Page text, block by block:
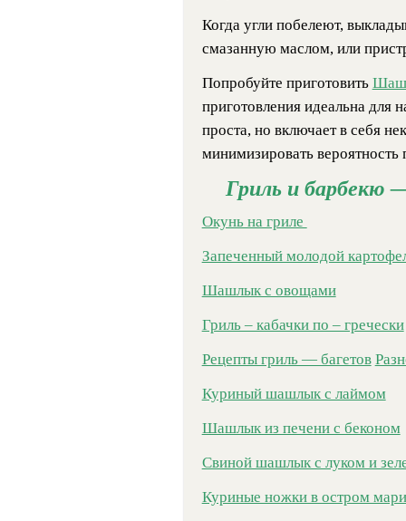
Когда угли побелеют,
смазанную маслом, или
Попробуйте приготовить
приготовления идеальна
проста, но включает в себя
минимизировать
Гриль и барбекю
Окунь на гриле
Запеченный молодой
Шашлык с овощами
Гриль – кабачки по – гречески
Рецепты гриль — багетов
Куриный шашлык с лаймом
Шашлык из печени с беконом
Свиной шашлык с луком и
Куриные ножки в остром